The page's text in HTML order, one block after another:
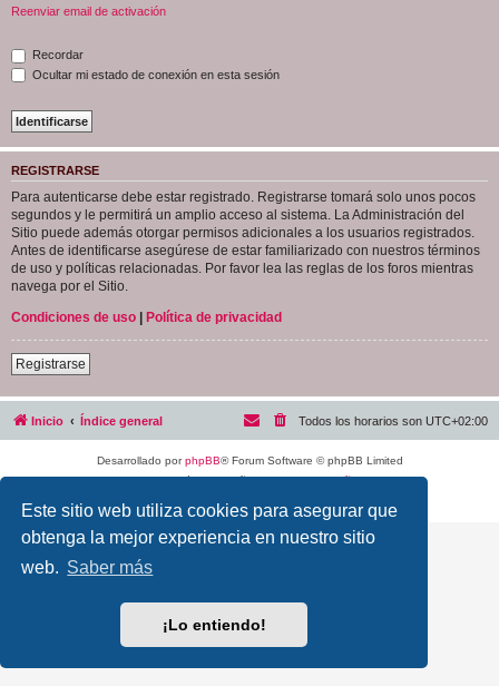
Este sitio web utiliza cookies para asegurar que
obtenga la mejor experiencia en nuestro sitio
web. Saber más
¡Lo entiendo!
Reenviar email de activación
Recordar
Ocultar mi estado de conexión en esta sesión
REGISTRARSE
Para autenticarse debe estar registrado. Registrarse tomará solo unos pocos
segundos y le permitirá un amplio acceso al sistema. La Administración del
Sitio puede además otorgar permisos adicionales a los usuarios registrados.
Antes de identificarse asegúrese de estar familiarizado con nuestros términos
de uso y políticas relacionadas. Por favor lea las reglas de los foros mientras
navega por el Sitio.
Condiciones de uso | Política de privacidad
Registrarse
Inicio Índice general Todos los horarios son UTC+02:00
Desarrollado porphpBB® Forum Software © phpBB Limited
Traducción al español porphpBB España